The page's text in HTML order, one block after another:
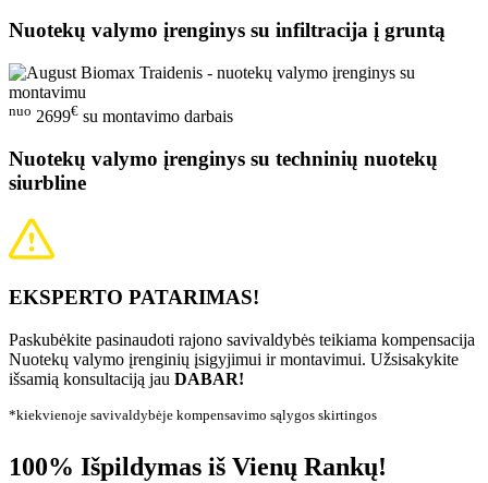
Nuotekų valymo įrenginys su infiltracija į gruntą
nuo 2699€ su montavimo darbais
Nuotekų valymo įrenginys su techninių nuotekų
siurbline
EKSPERTO PATARIMAS!
Paskubėkite pasinaudoti rajono savivaldybės teikiama kompensacija
Nuotekų valymo įrenginių įsigyjimui ir montavimui. Užsisakykite
išsamią konsultaciją jau DABAR!
*kiekvienoje savivaldybėje kompensavimo sąlygos skirtingos
100% Išpildymas iš Vienų Rankų!